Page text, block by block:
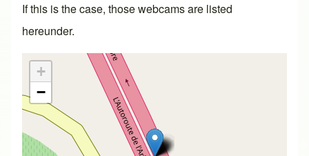
If this is the case, those webcams are listed
hereunder.
+
−